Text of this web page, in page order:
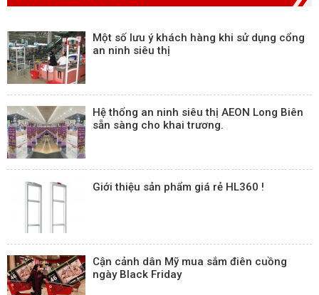
Một số lưu ý khách hàng khi sử dụng cổng
an ninh siêu thị
Hệ thống an ninh siêu thị AEON Long Biên
sẵn sàng cho khai trương.
Giới thiệu sản phẩm giá rẻ HL360 !
Cận cảnh dân Mỹ mua sắm điên cuồng
ngày Black Friday